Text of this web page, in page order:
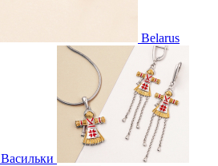
Belarus
Васильки